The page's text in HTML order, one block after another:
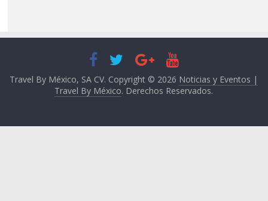
Travel By México, SA CV. Copyright © 2026 Noticias y Eventos |
Travel By México. Derechos Reservados.